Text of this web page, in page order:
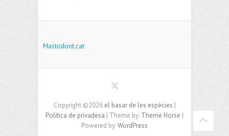
Mastodont.cat
Copyright ©2026 el basar de les espècies |
Política de privadesa | Theme by: Theme Horse |
Powered by:WordPress